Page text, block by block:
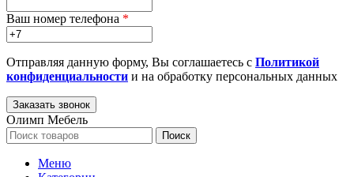
Ваш номер телефона *
Отправляя данную форму, Вы соглашаетесь с Политикой
конфиденциальности и на обработку персональных данных
Олимп Мебель
Поиск
Меню